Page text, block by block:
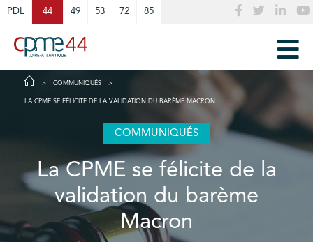
PDL 44 49 53 72 85
COMMUNIQUÉS
LA CPME SE FÉLICITE DE LA VALIDATION DU BARÈME MACRON
COMMUNIQUÉS
La CPME se félicite de la
validation du barème
Macron
Cookies management panel